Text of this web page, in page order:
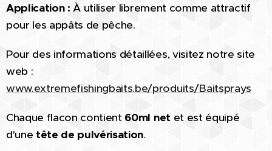
Application : À utiliser librement comme attractif
pour les appâts de pêche.
Pour des informations détaillées, visitez notre site
web :
www.extremefishingbaits.be/produits/Baitsprays
Chaque flacon contient 60ml netet est équipé
d'une tête de pulvérisation.